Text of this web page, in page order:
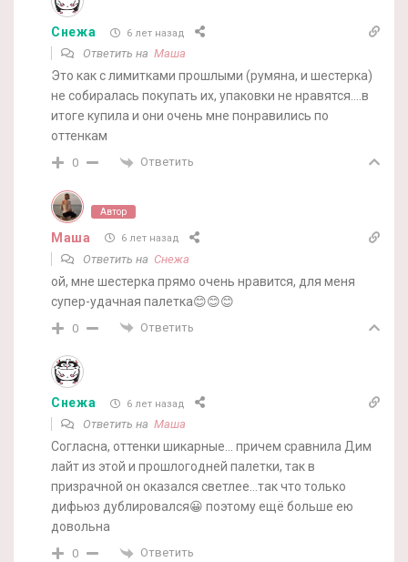
Снежа 6 лет назад
Ответить на Маша
Это как с лимитками прошлыми (румяна, и шестерка)
не собиралась покупать их, упаковки не нравятся….в
итоге купила и они очень мне понравились по
оттенкам
0 Ответить
Автор
Маша 6 лет назад
Ответить на Снежа
ой, мне шестерка прямо очень нравится, для меня
супер-удачная палетка😊😊😊
0 Ответить
Снежа 6 лет назад
Ответить на Маша
Согласна, оттенки шикарные… причем сравнила Дим
лайт из этой и прошлогодней палетки, так в
призрачной он оказался светлее…так что только
дифьюз дублировался😀 поэтому ещё больше ею
довольна
0 Ответить